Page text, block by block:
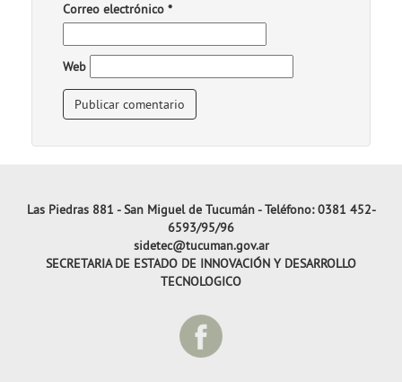
Correo electrónico *
Web
Las Piedras 881 - San Miguel de Tucumán - Teléfono: 0381 452-
6593/95/96
sidetec@tucuman.gov.ar
SECRETARIA DE ESTADO DE INNOVACIÓN Y DESARROLLO
TECNOLOGICO